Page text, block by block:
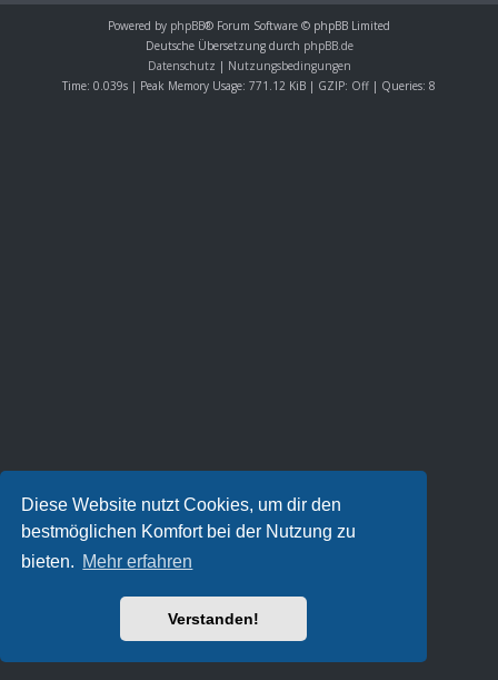
Diese Website nutzt Cookies, um dir den
bestmöglichen Komfort bei der Nutzung zu
bieten. Mehr erfahren
Verstanden!
Powered by phpBB® Forum Software © phpBB Limited
Deutsche Übersetzung durch phpBB.de
Datenschutz | Nutzungsbedingungen
Time: 0.039s | Peak Memory Usage: 771.12 KiB | GZIP: Off | Queries: 8